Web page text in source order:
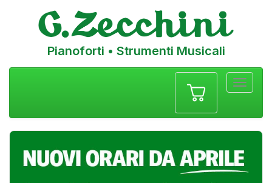
Pianoforti • Strumenti Musicali